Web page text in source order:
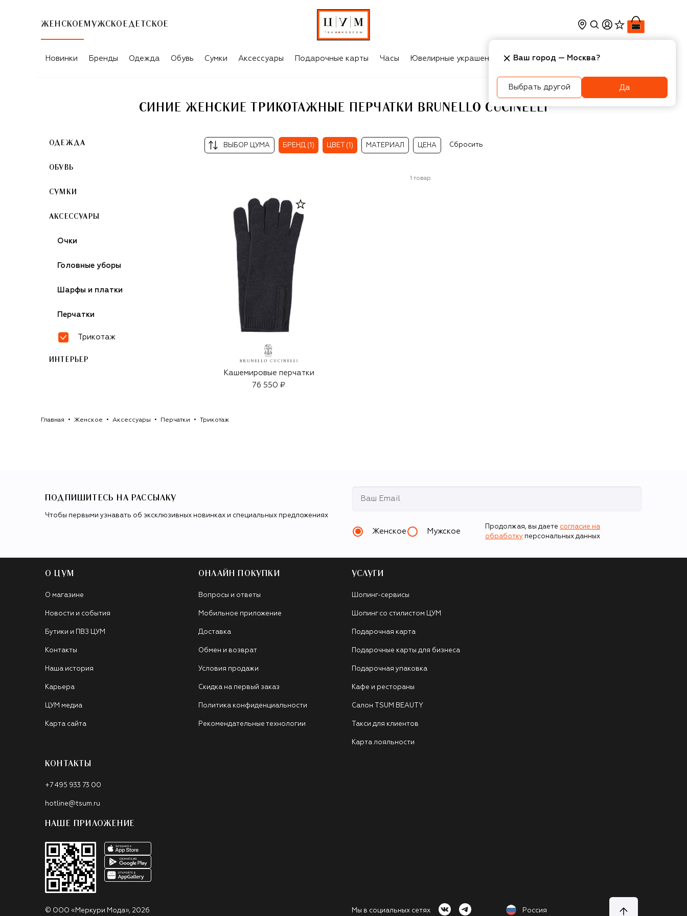
ЖЕНСКОЕ МУЖСКОЕ ДЕТСКОЕ
СИНИЕ ЖЕНСКИЕ ТРИКОТАЖНЫЕ ПЕРЧАТКИ BRUNELLO CUCINELLI
Новинки Бренды Одежда Обувь Сумки Аксессуары Подарочные карты Часы Ювелирные украшения Косметика Интерьер
СИНИЕ ЖЕНСКИЕ ТРИКОТАЖНЫЕ ПЕРЧАТКИ BRUNELLO CUCINELLI
ОДЕЖДА
ОБУВЬ
СУМКИ
АКСЕССУАРЫ
Очки
Головные уборы
Шарфы и платки
Перчатки
Трикотаж
ИНТЕРЬЕР
ВЫБОР ЦУМА БРЕНД (1) ЦВЕТ (1) МАТЕРИАЛ ЦЕНА Сбросить
1 товар
Кашемировые перчатки
76 550 ₽
Главная Женское Аксессуары Перчатки Трикотаж
ПОДПИШИТЕСЬ НА РАССЫЛКУ
Чтобы первыми узнавать об эксклюзивных новинках и специальных предложениях
Женское Мужское
Продолжая, вы даете согласие на
обработку персональных данных
О ЦУМ
О магазине
Новости и события
Бутики и ПВЗ ЦУМ
Контакты
Наша история
Карьера
ЦУМ медиа
Карта сайта
ОНЛАЙН ПОКУПКИ
Вопросы и ответы
Мобильное приложение
Доставка
Обмен и возврат
Условия продажи
Скидка на первый заказ
Политика конфиденциальности
Рекомендательные технологии
УСЛУГИ
Шопинг-сервисы
Шопинг со стилистом ЦУМ
Подарочная карта
Подарочные карты для бизнеса
Подарочная упаковка
Кафе и рестораны
Салон TSUM BEAUTY
Такси для клиентов
Карта лояльности
КОНТАКТЫ
+7 495 933 73 00
hotline@tsum.ru
НАШЕ ПРИЛОЖЕНИЕ
© ООО «Меркури Мода», 2026 Мы в социальных сетях Россия
Ваш город — Москва?
Выбрать другой Да